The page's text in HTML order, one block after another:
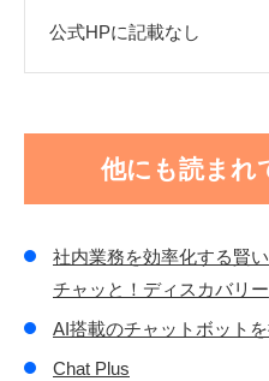
公式HPに記載なし
他にも読まれ
社内業務を効率化する賢
チャッと！ディスカバリー
AI搭載のチャットボット
Chat Plus